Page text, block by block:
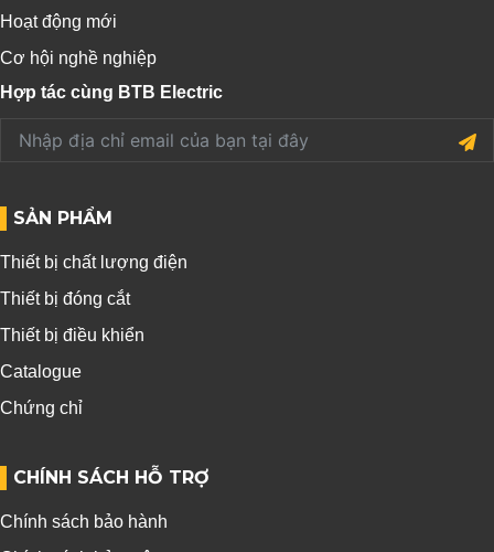
Hoạt động mới
Cơ hội nghề nghiệp
Hợp tác cùng BTB Electric
SẢN PHẨM
Thiết bị chất lượng điện
Thiết bị đóng cắt
Thiết bị điều khiển
Catalogue
Chứng chỉ
CHÍNH SÁCH HỖ TRỢ
Chính sách bảo hành